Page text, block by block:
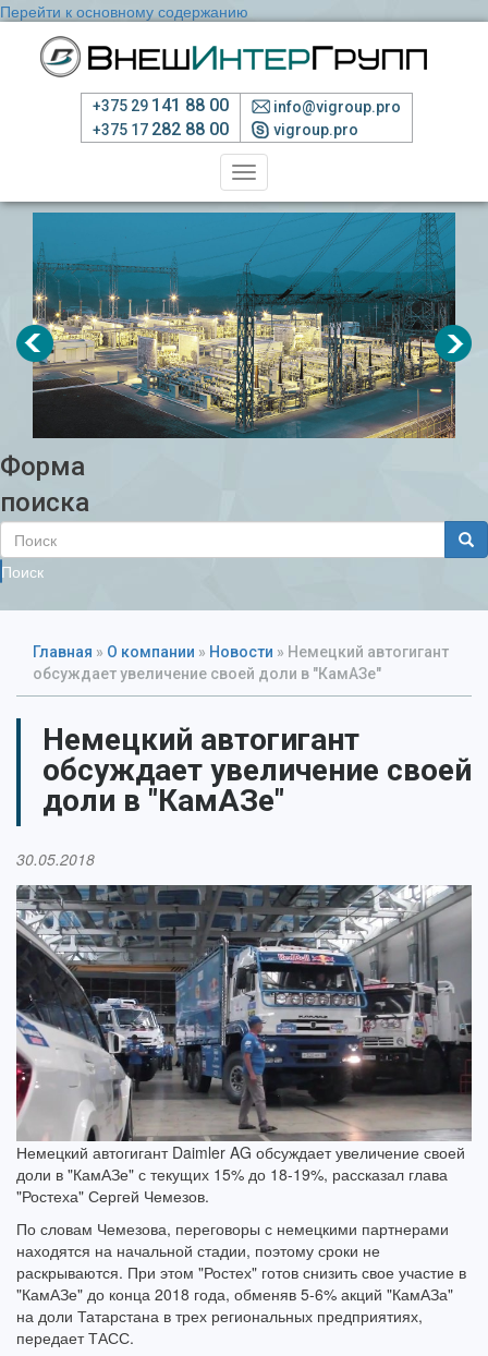
Перейти к основному содержанию
+375 29 141 88 00
+375 17 282 88 00
info@vigroup.pro
vigroup.pro
Toggle
navigation
Форма
поиска
Поиск
Главная » О компании » Новости » Немецкий автогигант
обсуждает увеличение своей доли в "КамАЗе"
Немецкий автогигант
обсуждает увеличение своей
доли в "КамАЗе"
30.05.2018
Немецкий автогигант Daimler AG обсуждает увеличение своей
доли в "КамАЗе" с текущих 15% до 18-19%, рассказал глава
"Ростеха" Сергей Чемезов.
По словам Чемезова, переговоры с немецкими партнерами
находятся на начальной стадии, поэтому сроки не
раскрываются. При этом "Ростех" готов снизить свое участие в
"КамАЗе" до конца 2018 года, обменяв 5-6% акций "КамАЗа"
на доли Татарстана в трех региональных предприятиях,
передает ТАСС.